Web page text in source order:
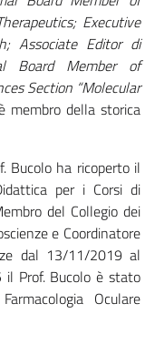
Executive
Associate Editor di
Board Member of
Section “Molecular
membro della storica
ha ricoperto il
per i Corsi di
del Collegio dei
e Coordinatore
dal 13/11/2019 al
Prof. Bucolo è stato
Oculare